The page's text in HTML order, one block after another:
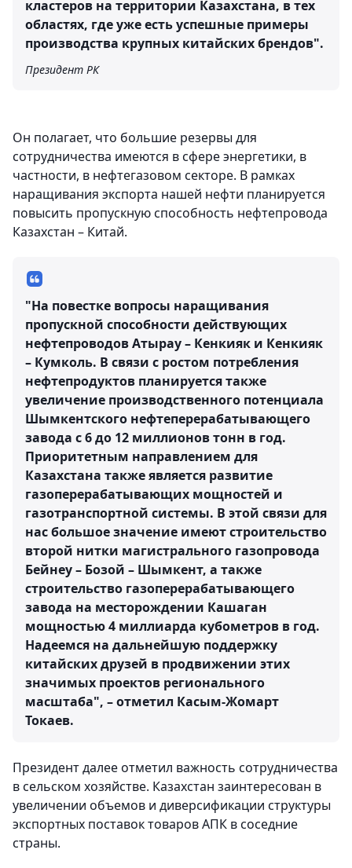
кластеров на территории Казахстана, в тех
областях, где уже есть успешные примеры
производства крупных китайских брендов".
Президент РК
Он полагает, что большие резервы для
сотрудничества имеются в сфере энергетики, в
частности, в нефтегазовом секторе. В рамках
наращивания экспорта нашей нефти планируется
повысить пропускную способность нефтепровода
Казахстан – Китай.
"На повестке вопросы наращивания
пропускной способности действующих
нефтепроводов Атырау – Кенкияк и Кенкияк
– Кумколь. В связи с ростом потребления
нефтепродуктов планируется также
увеличение производственного потенциала
Шымкентского нефтеперерабатывающего
завода с 6 до 12 миллионов тонн в год.
Приоритетным направлением для
Казахстана также является развитие
газоперерабатывающих мощностей и
газотранспортной системы. В этой связи для
нас большое значение имеют строительство
второй нитки магистрального газопровода
Бейнеу – Бозой – Шымкент, а также
строительство газоперерабатывающего
завода на месторождении Кашаган
мощностью 4 миллиарда кубометров в год.
Надеемся на дальнейшую поддержку
китайских друзей в продвижении этих
значимых проектов регионального
масштаба", – отметил Касым-Жомарт
Токаев.
Президент далее отметил важность сотрудничества
в сельском хозяйстве. Казахстан заинтересован в
увеличении объемов и диверсификации структуры
экспортных поставок товаров АПК в соседние
страны.